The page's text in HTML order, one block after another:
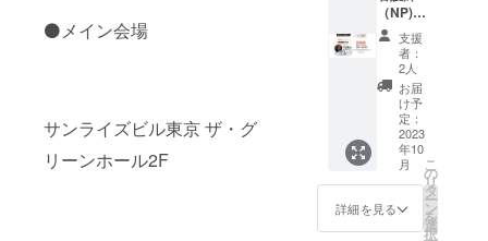
⚫メイン会場
サンライズビル東京 ザ・グ
リーンホール2F
師2.0
座席確
保（限
定15
席）＋
参加チ
ケット
です。
※セミ
ナーは
法令に
基づく
医療、
身共に
様々な
不調を
抱えた
先にヨ
ガや体
質改善
プログ
ラムに
出会
い、 実
践する
（NP)が
診るバ
イタル
サイ
ン」10
月15日
（日）
13:30〜
14:30【
第２会
場：
Studio
C】 講
支援
者：
2人
お届
け予
定：
2023
年10
月
詳細を見る
こ
の
リ
タ
ー
ン
を
選
択